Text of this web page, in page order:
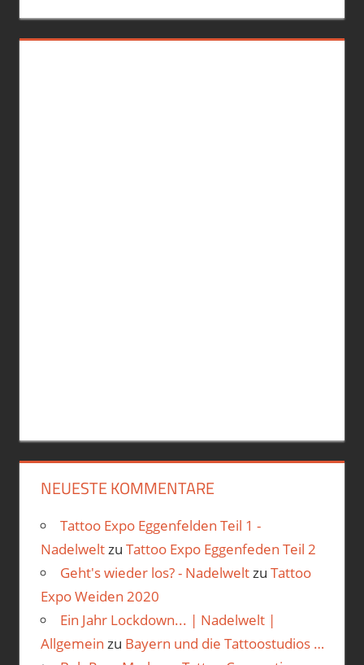
NEUESTE KOMMENTARE
Tattoo Expo Eggenfelden Teil 1 -
Nadelweltzu Tattoo Expo Eggenfeden Teil 2
Geht's wieder los? - Nadelweltzu Tattoo
Expo Weiden 2020
Ein Jahr Lockdown... | Nadelwelt |
Allgemein zu Bayern und die Tattoostudios …